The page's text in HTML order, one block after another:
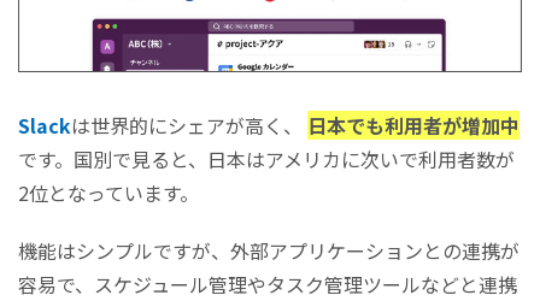
Slackは世界的にシェアが高く、 日本でも利用者が増加中
です。国別で見ると、日本はアメリカに次いで利用者数が
2位となっています。
機能はシンプルですが、外部アプリケーションとの連携が
容易で、スケジュール管理やタスク管理ツールなどと連携